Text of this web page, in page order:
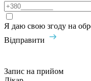
Я даю свою згоду на
Відправити
Запис на прийом